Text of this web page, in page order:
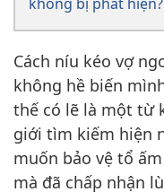
Cách níu kéo vợ
không hề biến
thế có lẽ là một từ
giới tìm kiếm hiện
muốn bảo vệ tổ
mà đã chấp nhận